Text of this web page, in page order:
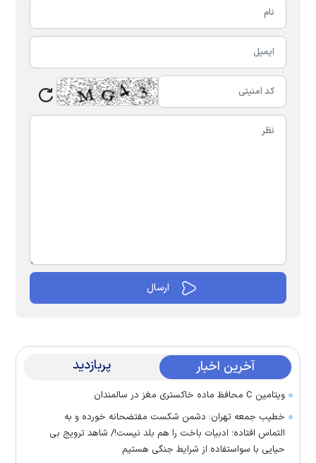
آخرین اخبار پربازدید
ویتامین C محافظ ماده خاکستری مغز در سالمندان
خطیب جمعه تهران: دشمن شکست مفتضحانه خورده و به
التماس افتاده؛ ادبیات باخت را هم بلد نیست!/ شاهد ترویج بی
حیایی با سواستفاده از شرایط جنگی هستیم